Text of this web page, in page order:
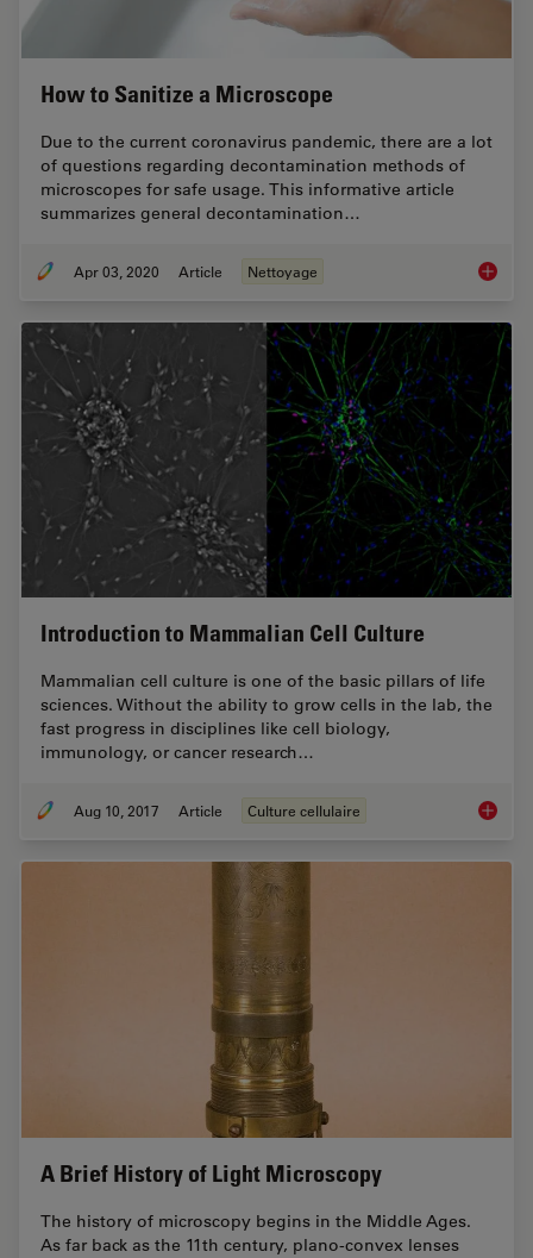
How to Sanitize a Microscope
Due to the current coronavirus pandemic, there are a lot
of questions regarding decontamination methods of
microscopes for safe usage. This informative article
summarizes general decontamination…
Apr 03, 2020 Article Nettoyage How to
Introduction to Mammalian Cell Culture
Mammalian cell culture is one of the basic pillars of life
sciences. Without the ability to grow cells in the lab, the
fast progress in disciplines like cell biology,
immunology, or cancer research…
Aug 10, 2017 Article Culture cellulaire
A Brief History of Light Microscopy
The history of microscopy begins in the Middle Ages.
As far back as the 11th century, plano-convex lenses